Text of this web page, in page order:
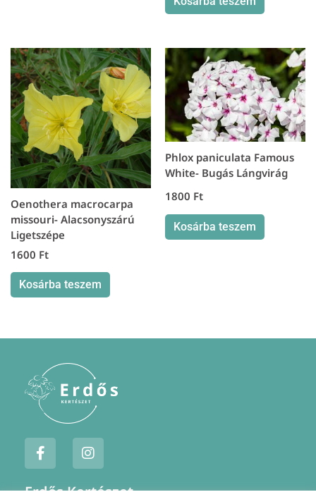
Oenothera macrocarpa
missouri- Alacsonyszárú
Ligetszépe
1600 Ft
Kosárba teszem
Phlox paniculata Famous
White- Bugás Lángvirág
1800 Ft
Kosárba teszem
F
a
c
e
I
n
s
t
Erdős Kertészet